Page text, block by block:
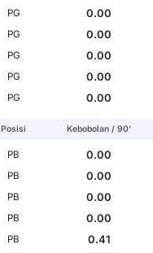
PG
0.00
PG
0.00
PG
0.00
PG
0.00
PG 0.00
Posisi Kebobolan / 90'
PB
0.00
PB
0.00
PB
0.00
PB
0.00
PB
0.41